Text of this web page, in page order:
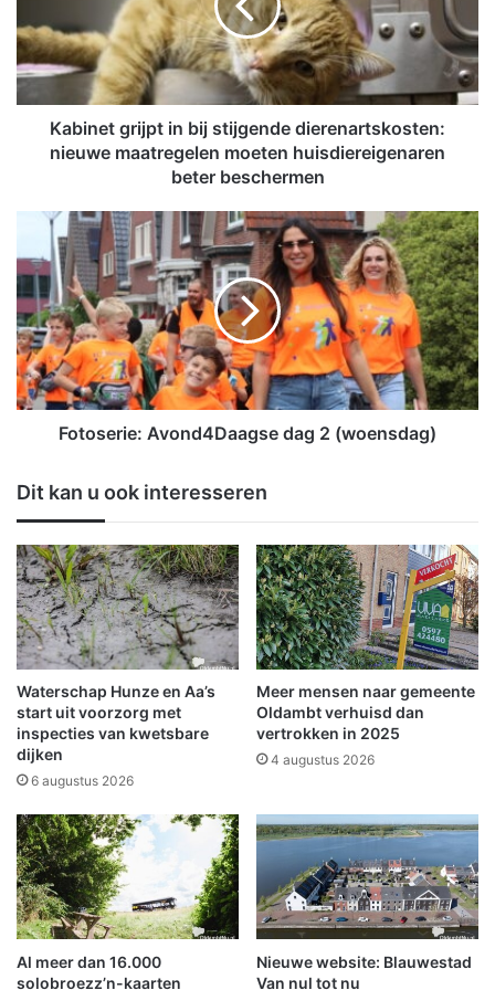
e
t
g
r
b
i
j
s
t
i
j
d
e
d
i
e
r
e
n
a
r
t
s
k
s
t
e
n
:
n
i
e
Kabinet grijpt in bij stijgende dierenartskosten:
nieuwe maatregelen moeten huisdiereigenaren
beter beschermen
s
e
r
i
e
o
n
d
4
D
a
a
g
s
e
d
a
g
(
w
o
e
n
s
d
Fotoserie: Avond4Daagse dag 2 (woensdag)
Dit kan u ook interesseren
Waterschap Hunze en Aa’s
start uit voorzorg met
inspecties van kwetsbare
dijken
6 augustus 2026
Meer mensen naar gemeente
Oldambt verhuisd dan
vertrokken in 2025
4 augustus 2026
Al meer dan 16.000
solobroezz’n-kaarten
Nieuwe website: Blauwestad
Van nul tot nu